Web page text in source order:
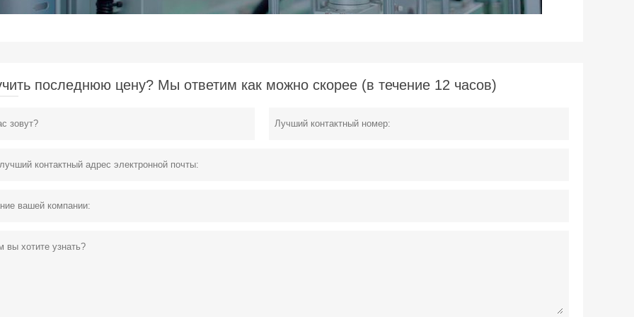
последнюю цену? Мы ответим как можно скорее (в течение 12 часов)